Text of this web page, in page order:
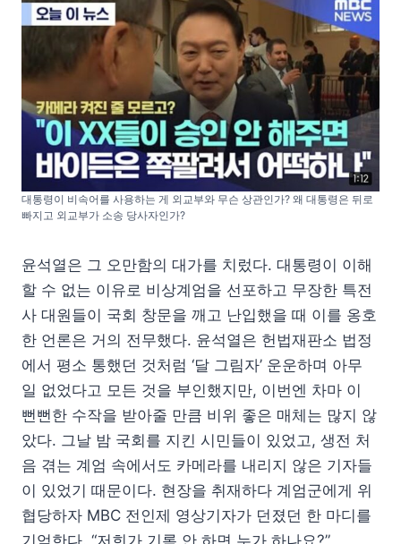
대통령이 비속어를 사용하는 게 외교부와 무슨 상관인가? 왜 대통령은 뒤로
빠지고 외교부가 소송 당사자인가?
윤석열은 그 오만함의 대가를 치렀다. 대통령이 이해
할 수 없는 이유로 비상계엄을 선포하고 무장한 특전
사 대원들이 국회 창문을 깨고 난입했을 때 이를 옹호
한 언론은 거의 전무했다. 윤석열은 헌법재판소 법정
에서 평소 통했던 것처럼 ‘달 그림자’ 운운하며 아무
일 없었다고 모든 것을 부인했지만, 이번엔 차마 이
뻔뻔한 수작을 받아줄 만큼 비위 좋은 매체는 많지 않
았다. 그날 밤 국회를 지킨 시민들이 있었고, 생전 처
음 겪는 계엄 속에서도 카메라를 내리지 않은 기자들
이 있었기 때문이다. 현장을 취재하다 계엄군에게 위
협당하자 MBC 전인제 영상기자가 던졌던 한 마디를
기억한다. “저희가 기록 안 하면 누가 하나요?”